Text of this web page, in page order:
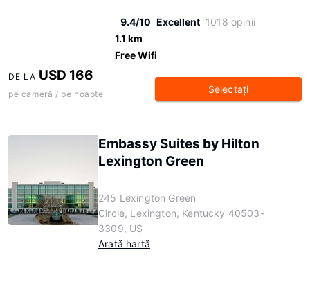
9.4/10 Excellent 1018 opinii
1.1 km
Free Wifi
DE LA USD 166
pe cameră / pe noapte Selectaţi
Embassy Suites by Hilton
Lexington Green
245 Lexington Green
Circle, Lexington, Kentucky 40503-
3309, US
Arată hartă